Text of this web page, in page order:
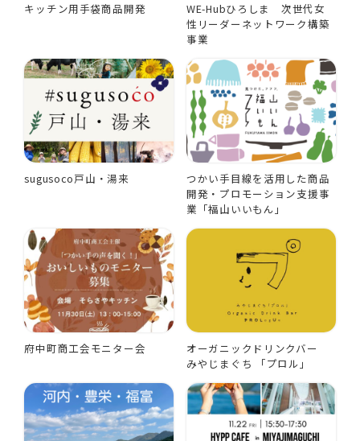
キッチン用手袋商品開発
WE-Hubひろしま 次世代女
性リーダーネットワーク構築
事業
sugusoco戸山・湯来
つかい手目線を活用した商品
開発・プロモーション支援事
業「福山いいもん」
府中町商工会モニター会
オーガニックドリンクバー
みやじまぐち 「プロル」